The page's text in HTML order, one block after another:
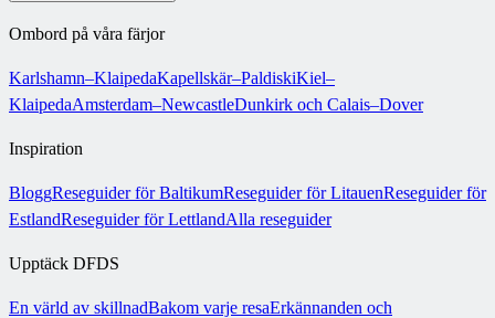
Ombord på våra färjor
Karlshamn–KlaipedaKapellskär–PaldiskiKiel–
KlaipedaAmsterdam–NewcastleDunkirk och Calais–Dover
Inspiration
BloggReseguider för BaltikumReseguider för LitauenReseguider för
EstlandReseguider för LettlandAlla reseguider
Upptäck DFDS
En värld av skillnadBakom varje resaErkännanden och